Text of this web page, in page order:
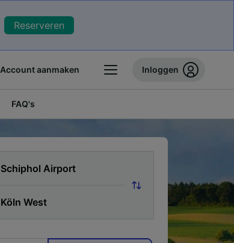
Reserveren
Account aanmaken Inloggen
FAQ's